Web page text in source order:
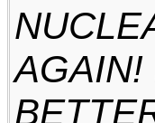
AGAIN!